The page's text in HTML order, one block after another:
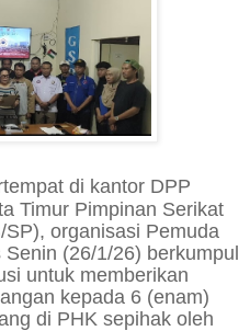
di kantor DPP
Timur Pimpinan Serikat
organisasi Pemuda
(26/1/26) berkumpul
untuk memberikan
kepada 6 (enam)
di PHK sepihak oleh